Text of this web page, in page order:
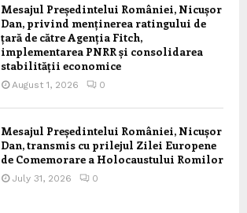
Mesajul Președintelui României, Nicușor
Dan, privind menținerea ratingului de
țară de către Agenția Fitch,
implementarea PNRR și consolidarea
stabilității economice
August 1, 2026 0
Mesajul Președintelui României, Nicușor
Dan, transmis cu prilejul Zilei Europene
de Comemorare a Holocaustului Romilor
July 31, 2026 0